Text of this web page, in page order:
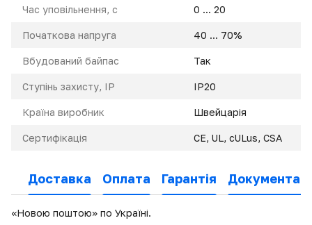
Час уповільнення, с 0 ... 20
Початкова напруга 40 ... 70%
Вбудований байпас Так
Ступінь захисту, IP IP20
Країна виробник Швейцарія
Сертифікація CE, UL, cULus, CSA
Доставка Оплата Гарантія
«Новою поштою» по Україні.